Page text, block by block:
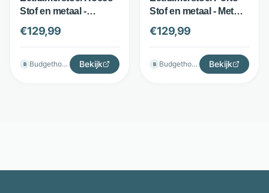
Stof en metaal -
Ondersteunende
schuimvulling -
Antraciet - Budget
Home Store
€129,99
B Budgethomestore Bekijk
Stof en metaal - Met
armleuningen - Taupe -
Budget Home Store
€129,99
B Budgethomestore Bekijk